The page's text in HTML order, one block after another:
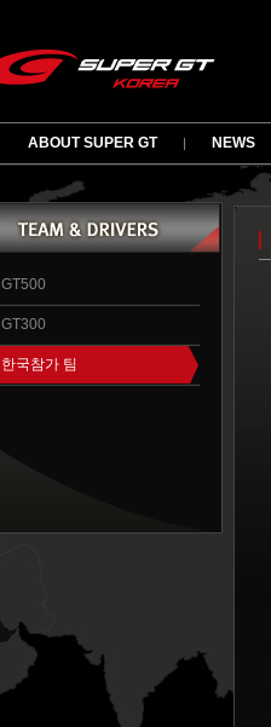
ABOUT SUPER GT NEWS
GT500
GT300
한국참가 팀